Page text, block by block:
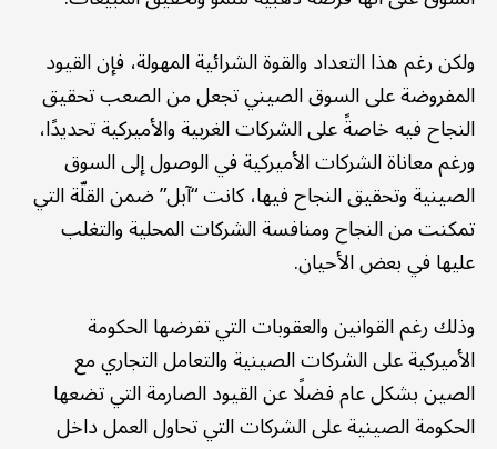
ولكن رغم هذا التعداد والقوة الشرائية المهولة، فإن القيود
المفروضة على السوق الصيني تجعل من الصعب تحقيق
النجاح فيه خاصةً على الشركات الغربية والأميركية تحديدًا،
ورغم معاناة الشركات الأميركية في الوصول إلى السوق
الصينية وتحقيق النجاح فيها، كانت “آبل” ضمن القلّة التي
تمكنت من النجاح ومنافسة الشركات المحلية والتغلب
عليها في بعض الأحيان.
وذلك رغم القوانين والعقوبات التي تفرضها الحكومة
الأميركية على الشركات الصينية والتعامل التجاري مع
الصين بشكل عام فضلًا عن القيود الصارمة التي تضعها
الحكومة الصينية على الشركات التي تحاول العمل داخل